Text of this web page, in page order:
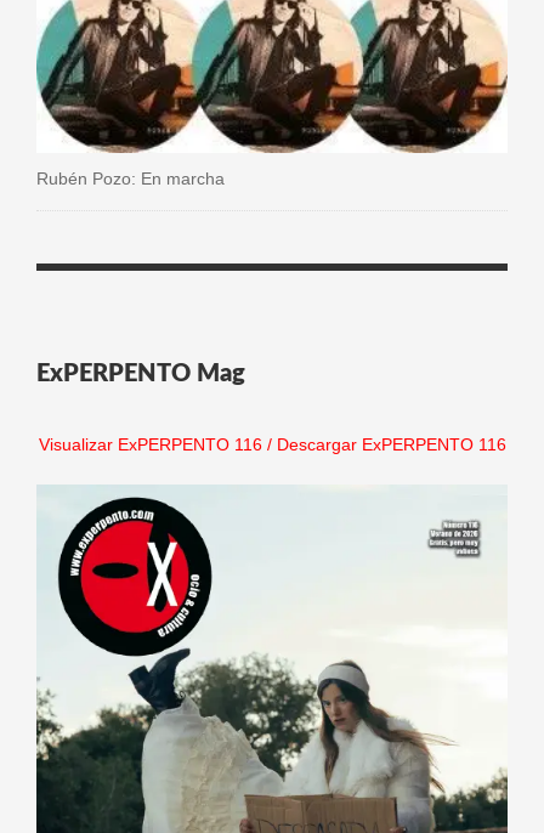
Rubén Pozo: En marcha
ExPERPENTO Mag
Visualizar ExPERPENTO 116/ Descargar ExPERPENTO 116